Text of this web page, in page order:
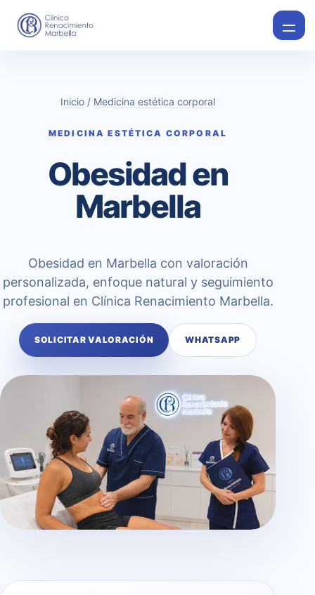
Inicio / Medicina estética corporal
MEDICINA ESTÉTICA CORPORAL
Obesidad en
Marbella
Obesidad en Marbella con valoración
personalizada, enfoque natural y seguimiento
profesional en Clínica Renacimiento Marbella.
SOLICITAR VALORACIÓN WHATSAPP